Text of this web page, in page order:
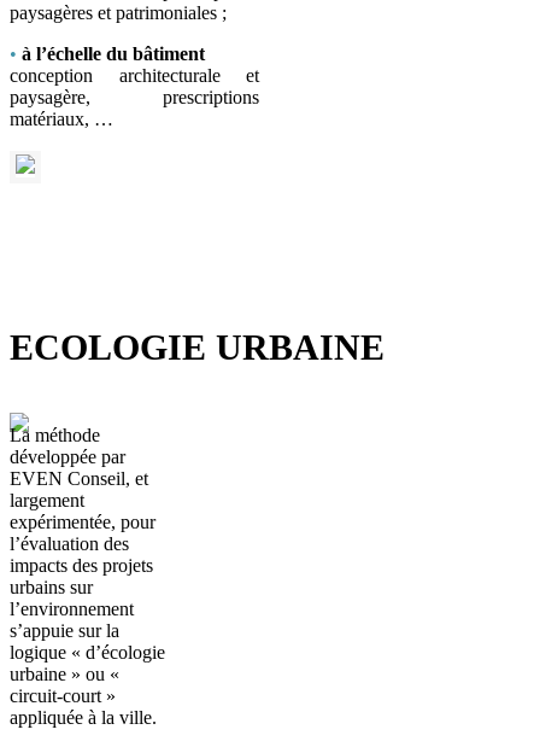
paysagères et patrimoniales ;
• à l’échelle du bâtiment
conception architecturale et
paysagère, prescriptions
matériaux, …
ECOLOGIE URBAINE
La méthode
développée par
EVEN Conseil, et
largement
expérimentée, pour
l’évaluation des
impacts des projets
urbains sur
l’environnement
s’appuie sur la
logique « d’écologie
urbaine » ou «
circuit-court »
appliquée à la ville.